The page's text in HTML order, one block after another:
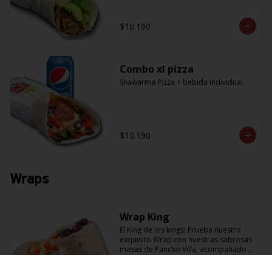
salsa imperdible de cilantro! Sabores
que te harán subir al cielo y bajar por
$10.190
Combo xl pizza
Shawarma Pizza + bebida individual
$10.190
Wraps
Wrap King
El King de los kings! Prueba nuestro
exquisito Wrap con nuestras sabrosas
masas de Pancho Villa, acompañado